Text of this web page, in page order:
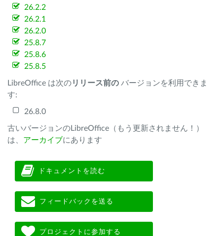
26.2.2
26.2.1
26.2.0
25.8.7
25.8.6
25.8.5
LibreOffice は次のリリース前の バージョンを利用できま
す:
26.8.0
古いバージョンのLibreOffice（もう更新されません！）
は、 アーカイブにあります
ドキュメントを読む
フィードバックを送る
プロジェクトに参加する